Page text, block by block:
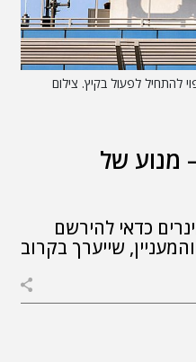
להתחיל לפעול בקיץ. צילום
אורקל 2019 – מנוע של
כדאי להירשם
שייערך בקרוב